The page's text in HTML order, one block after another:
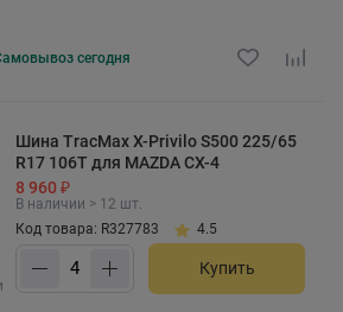
сегодня
Шина TracMax X-Privilo S500 225/65
R17 106T для MAZDA CX-4
8 960 ₽
В наличии > 12 шт.
Код товара: R327783
4.5
Купить